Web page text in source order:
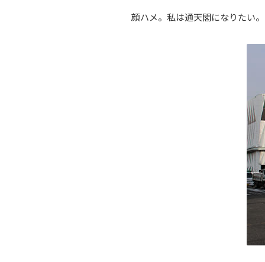
顔ハメ。私は通天閣になりたい。